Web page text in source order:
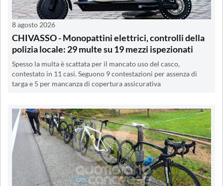
8 agosto 2026
CHIVASSO - Monopattini elettrici, controlli della
polizia locale: 29 multe su 19 mezzi ispezionati
Spesso la multa è scattata per il mancato uso del casco,
contestato in 11 casi. Seguono 9 contestazioni per assenza di
targa e 5 per mancanza di copertura assicurativa